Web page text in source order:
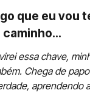
que eu vou
essa chave,
Chega de
aprendendo